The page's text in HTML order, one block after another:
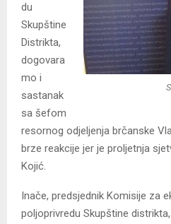
du
Skupštine
Distrikta,
dogovara
mo i
sastanak
sa šefom
resornog odjeljenja brčanske
brze reakcije jer je proljetnja
Kojić.
Inače, predsjednik Komisije za
poljoprivredu Skupštine